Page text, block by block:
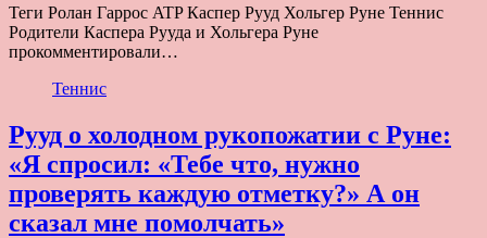
Теги Ролан Гаррос ATP Каспер Рууд Хольгер Руне Теннис
Родители Каспера Рууда и Хольгера Руне
прокомментировали…
Теннис
Рууд о холодном рукопожатии с Руне:
«Я спросил: «Тебе что, нужно
проверять каждую отметку?» А он
сказал мне помолчать»